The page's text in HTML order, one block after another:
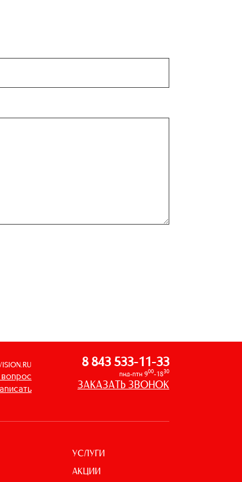
вопрос
8 843 533-11-33
пнд-птн 900-1830
ЗАКАЗАТЬ ЗВОНОК
УСЛУГИ
АКЦИИ